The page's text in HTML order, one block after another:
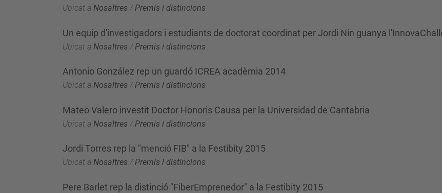
Ubicat a Nosaltres /Premis i distincions
Un equip d'investigadors i estudiants de doctorat coordinat per Jordi Nin guanya
Ubicat a Nosaltres / Premis i distincions
Antonio González rep un guardó ICREA acadèmia 2014
Ubicat a Nosaltres /Premis i distincions
Mateo Valero investit Doctor Honoris Causa per la Universidad de Cantabria
Ubicat a Nosaltres / Premis i distincions
Jordi Torres rep la "menció FIB" a la Festibity 2015
Ubicat a Nosaltres /Premis i distincions
Pere Barlet rep la distinció "FiberEmprenedor" a la Festibity 2015